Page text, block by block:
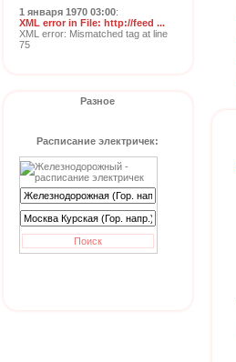
1 января 1970 03:00:
XML error in File: http://feed ...
XML error: Mismatched tag at line
75
Разное
Расписание электричек: